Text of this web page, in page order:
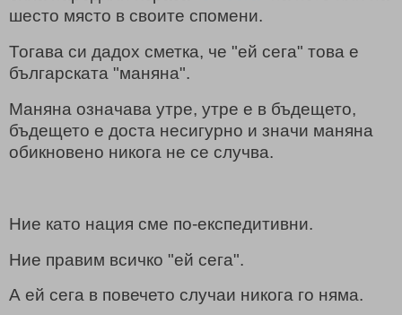
шесто място в своите спомени.
Тогава си дадох сметка, че "ей сега" това е
българската "маняна".
Маняна означава утре, утре е в бъдещето,
бъдещето е доста несигурно и значи маняна
обикновено никога не се случва.
Ние като нация сме по-експедитивни.
Ние правим всичко "ей сега".
А ей сега в повечето случаи никога го няма.